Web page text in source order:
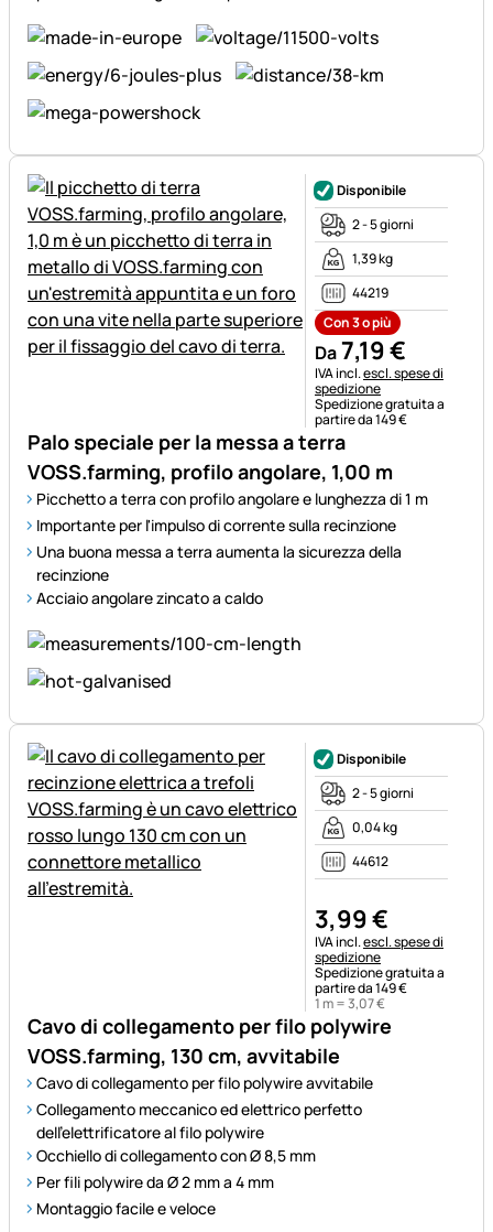
Palo speciale per la messa a terra
VOSS.farming, profilo angolare, 1,00 m
Picchetto a terra con profilo angolare e lunghezza di 1 m
Importante per l'impulso di corrente sulla recinzione
Una buona messa a terra aumenta la sicurezza della
recinzione
Acciaio angolare zincato a caldo
Disponibile
2 - 5 giorni
1,39 kg
44219
Con 3 o più
Da7,19€
Informazioni fiscali:
IVA incl.escl. spese di
spedizione
Spedizione gratuita a
partire da 149 €
Cavo di collegamento per filo polywire
VOSS.farming, 130 cm, avvitabile
Cavo di collegamento per filo polywire avvitabile
Collegamento meccanico ed elettrico perfetto
dell'elettrificatore al filo polywire
Occhiello di collegamento con Ø 8,5 mm
Per fili polywire da Ø 2 mm a 4 mm
Montaggio facile e veloce
Disponibile
2 - 5 giorni
0,04 kg
44612
3,99€
Informazioni fiscali:
IVA incl.escl. spese di
spedizione
Spedizione gratuita a
partire da 149 €
1 m =3,07€